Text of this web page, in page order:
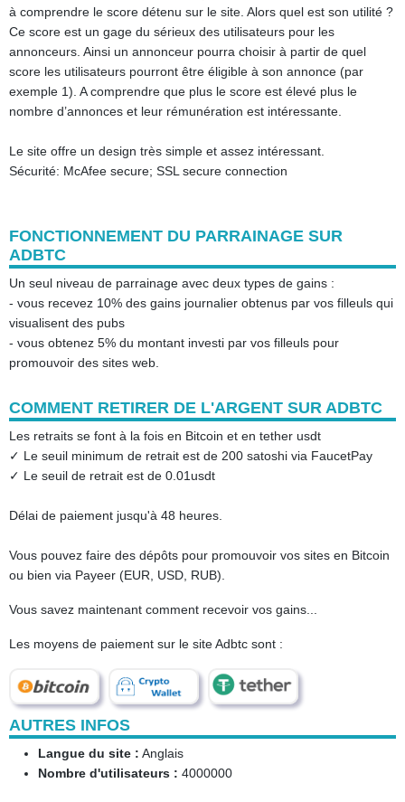
à comprendre le score détenu sur le site. Alors quel est son utilité ?
Ce score est un gage du sérieux des utilisateurs pour les
annonceurs. Ainsi un annonceur pourra choisir à partir de quel
score les utilisateurs pourront être éligible à son annonce (par
exemple 1). A comprendre que plus le score est élevé plus le
nombre d’annonces et leur rémunération est intéressante.
Le site offre un design très simple et assez intéressant.
Sécurité: McAfee secure; SSL secure connection
FONCTIONNEMENT DU PARRAINAGE SUR
ADBTC
Un seul niveau de parrainage avec deux types de gains :
- vous recevez 10% des gains journalier obtenus par vos filleuls qui
visualisent des pubs
- vous obtenez 5% du montant investi par vos filleuls pour
promouvoir des sites web.
COMMENT RETIRER DE L'ARGENT SUR ADBTC
Les retraits se font à la fois en Bitcoin et en tether usdt
✓ Le seuil minimum de retrait est de 200 satoshi via FaucetPay
✓ Le seuil de retrait est de 0.01usdt
Délai de paiement jusqu'à 48 heures.
Vous pouvez faire des dépôts pour promouvoir vos sites en Bitcoin
ou bien via Payeer (EUR, USD, RUB).
Vous savez maintenant comment recevoir vos gains...
Les moyens de paiement sur le site Adbtc sont :
AUTRES INFOS
Langue du site : Anglais
Nombre d'utilisateurs : 4000000